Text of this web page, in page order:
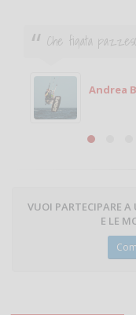
Che figata
Andrea
VUOI PARTECIPARE
E LE